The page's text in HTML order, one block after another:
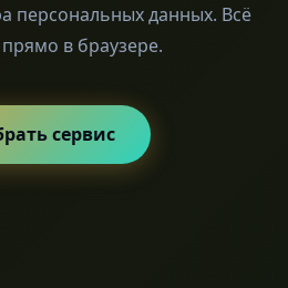
персональных данных. Всё
в браузере.
сервис